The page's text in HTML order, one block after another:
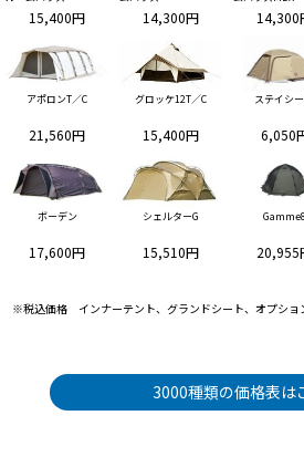
15,400円 14,300円 14,300
アポロンT／C
21,560円
グロッケ12T／C
15,400円
ステイシ
6,050
ボーデン
17,600円
シェルターG
15,510円
Gamme8
20,955
※税込価格 インナーテント、グランドシート、オプショ
3000種類の価格表は